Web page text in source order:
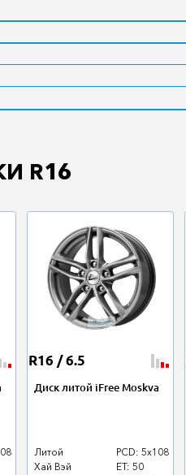
R16
R16 / 6.5
Диск литой iFree Moskva
Литой
Хай Вэй
PCD: 5x108
ET: 50